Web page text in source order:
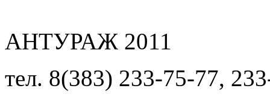
АНТУРАЖ 2011
тел. 8(383) 233-75-77,